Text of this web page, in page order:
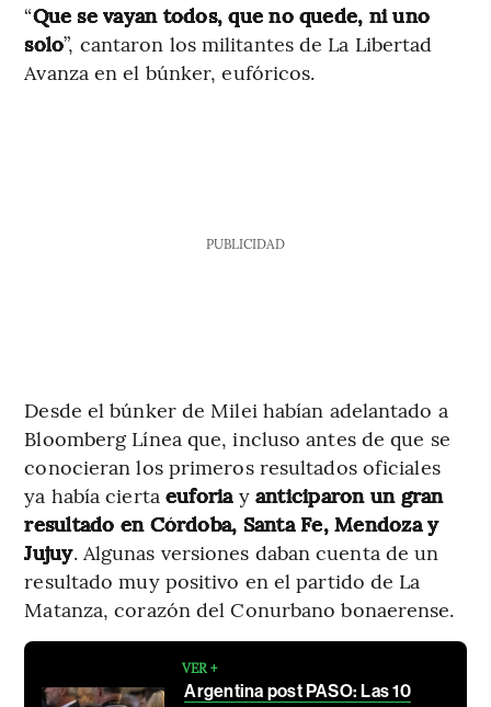
“Que se vayan todos, que no quede, ni uno
solo”, cantaron los militantes de La Libertad
Avanza en el búnker, eufóricos.
PUBLICIDAD
Desde el búnker de Milei habían adelantado a
Bloomberg Línea que, incluso antes de que se
conocieran los primeros resultados oficiales
ya había cierta euforiay anticiparon un gran
resultado en Córdoba, Santa Fe, Mendoza y
Jujuy. Algunas versiones daban cuenta de un
resultado muy positivo en el partido de La
Matanza, corazón del Conurbano bonaerense.
VER +
Argentina post PASO: Las 10